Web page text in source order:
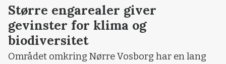
Større engarealer giver
gevinster for klima og
biodiversitet
Området omkring Nørre Vosborg har en lang